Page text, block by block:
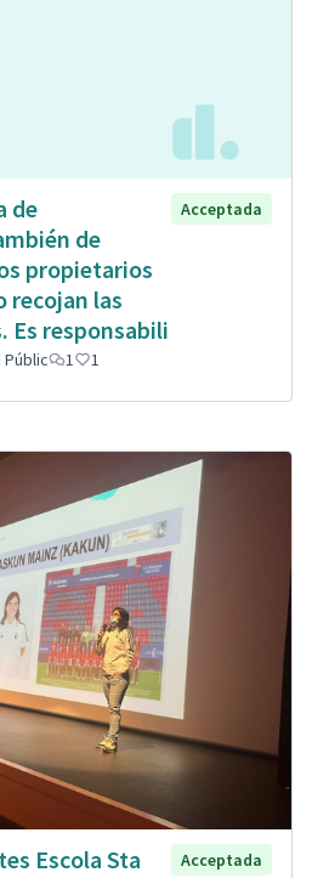
de
de
propietarios
recojan las
Es responsabili
Acceptada
Públic 1 1
Escola Sta
Acceptada